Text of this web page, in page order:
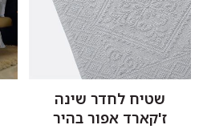
שטיח לחדר שינה
ז'קארד אפור בהיר